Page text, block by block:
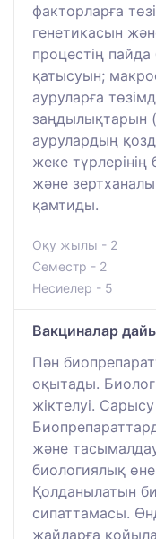
факторларға
генетикасын
процестің
қатысуын;
ауруларға
заңдылықтарын
аурулардың
жеке түрлерінің
және
қамтиды.
Оқу жылы - 2
Семестр - 2
Несиелер - 5
Вакциналар
Пән
оқытады.
жіктелуі.
және
биологиялық
Қолданылатын
сипаттамасы.
жайларға